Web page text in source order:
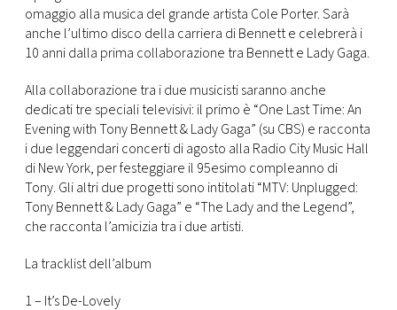
CONSIGLIA
omaggio alla musica del grande artista Cole Porter. Sarà
anche l’ultimo disco della carriera di Bennett e celebrerà i
10 anni dalla prima collaborazione tra Bennett e Lady Gaga.
Alla collaborazione tra i due musicisti saranno anche
dedicati tre speciali televisivi: il primo è “One Last Time: An
Evening with Tony Bennett & Lady Gaga” (su CBS) e racconta
i due leggendari concerti di agosto alla Radio City Music Hall
di New York, per festeggiare il 95esimo compleanno di
Tony. Gli altri due progetti sono intitolati “MTV: Unplugged:
Tony Bennett & Lady Gaga” e “The Lady and the Legend”,
che racconta l’amicizia tra i due artisti.
La tracklist dell’album
1 – It’s De-Lovely